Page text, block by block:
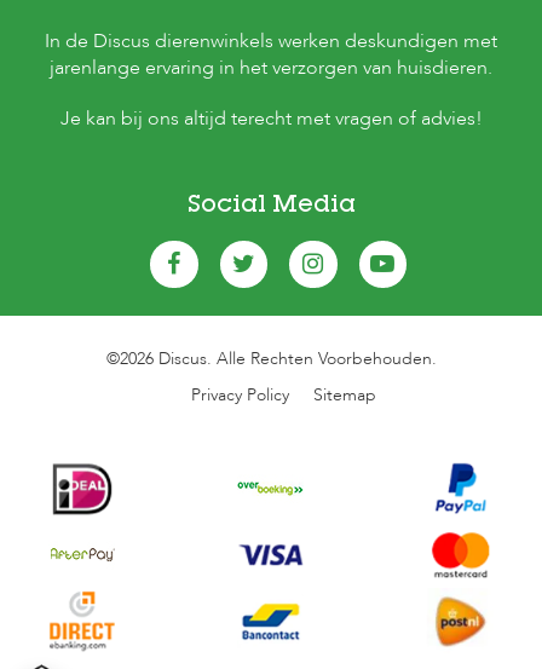
In de Discus dierenwinkels werken deskundigen met
jarenlange ervaring in het verzorgen van huisdieren.
Je kan bij ons altijd terecht met vragen of advies!
Social Media
©2026 Discus. Alle Rechten Voorbehouden.
Privacy Policy
Sitemap